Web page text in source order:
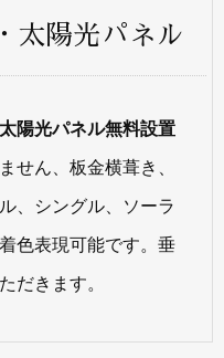
太陽光パネル
陽光パネル無料設置
せん、板金横葺き、
、シングル、ソーラ
色表現可能です。垂
だきます。